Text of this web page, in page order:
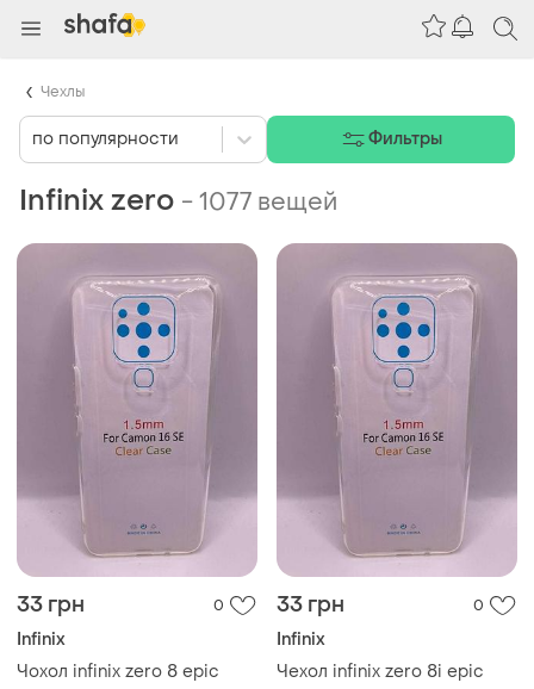
Infinix zero -1077 вещей
33 грн 0
Infinix
Чохол infinix zero 8 epic
33 грн 0
Infinix
Чехол infinix zero 8i epic
по популярности Фильтры
Чехлы